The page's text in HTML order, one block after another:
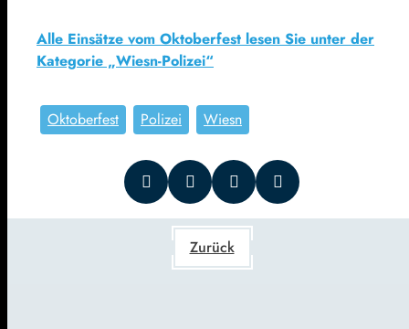
Alle Einsätze vom Oktoberfest lesen Sie unter der
Kategorie „Wiesn-Polizei“
Oktoberfest Polizei Wiesn
Zurück